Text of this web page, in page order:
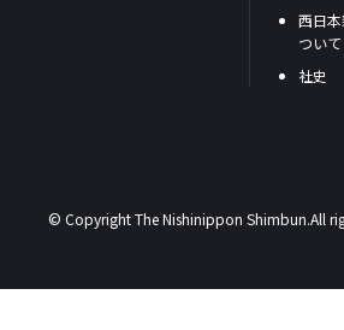
西日
ついて
社史
© Copyright The Nishinippon Shimbun.All